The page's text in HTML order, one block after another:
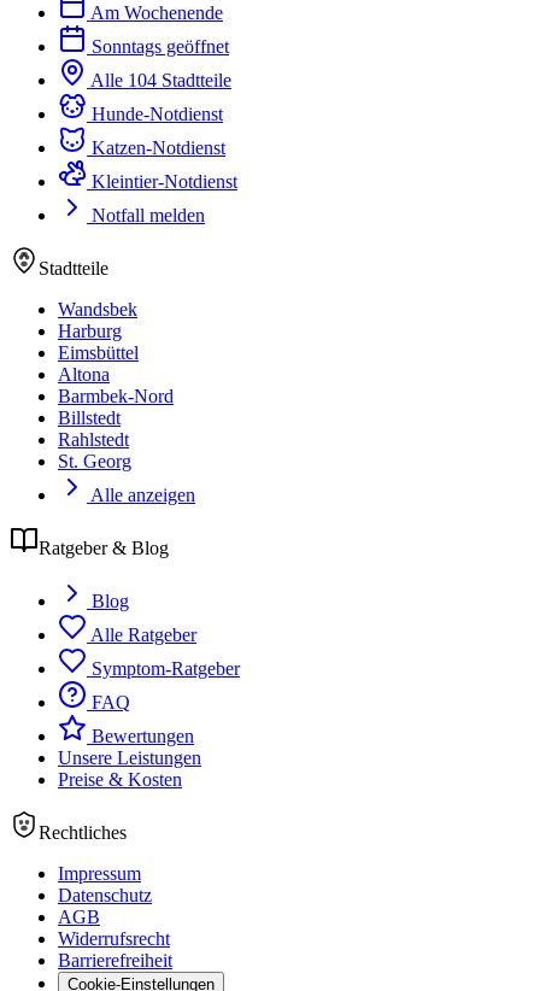
Am Wochenende
Sonntags geöffnet
Alle 104 Stadtteile
Hunde-Notdienst
Katzen-Notdienst
Kleintier-Notdienst
Notfall melden
Stadtteile
Wandsbek
Harburg
Eimsbüttel
Altona
Barmbek-Nord
Billstedt
Rahlstedt
St. Georg
Alle anzeigen
Ratgeber & Blog
Blog
Alle Ratgeber
Symptom-Ratgeber
FAQ
Bewertungen
Unsere Leistungen
Preise & Kosten
Rechtliches
Impressum
Datenschutz
AGB
Widerrufsrecht
Barrierefreiheit
Cookie-Einstellungen